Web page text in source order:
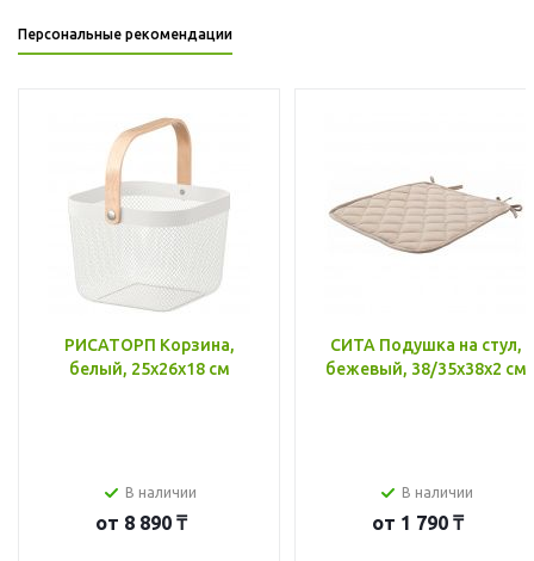
Персональные рекомендации
РИСАТОРП Корзина,
белый, 25x26x18 см
В наличии
от 8 890 ₸
СИТА Подушка на стул,
бежевый, 38/35x38x2 см
В наличии
от 1 790 ₸